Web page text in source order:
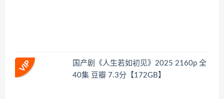
国产剧《人生若如初见》2025 2160p 全
40集 豆瓣 7.3分【172GB】